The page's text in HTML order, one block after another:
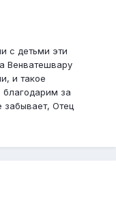
с детьми эти
Венватешвару
и такое
благодарим за
забывает, Отец